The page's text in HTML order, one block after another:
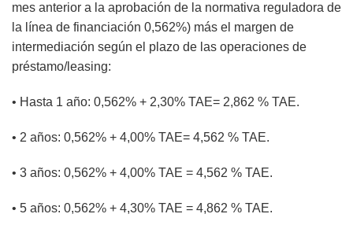
mes anterior a la aprobación de la normativa reguladora de
la línea de financiación 0,562%) más el margen de
intermediación según el plazo de las operaciones de
préstamo/leasing:
• Hasta 1 año: 0,562% + 2,30% TAE= 2,862 % TAE.
• 2 años: 0,562% + 4,00% TAE= 4,562 % TAE.
• 3 años: 0,562% + 4,00% TAE = 4,562 % TAE.
• 5 años: 0,562% + 4,30% TAE = 4,862 % TAE.